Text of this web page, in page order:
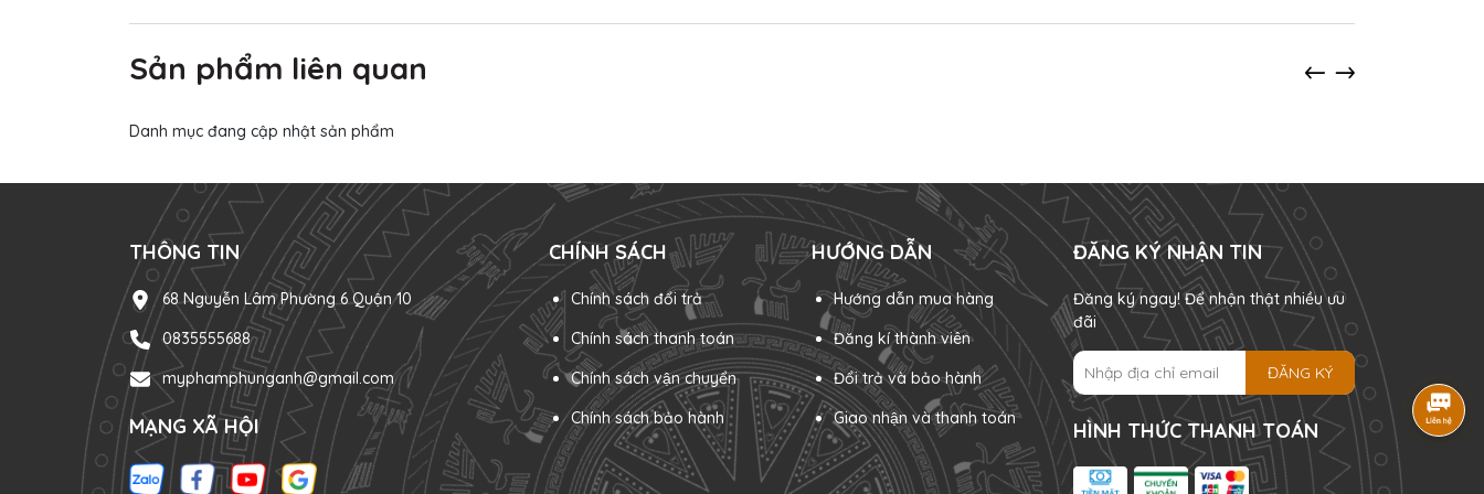
Sản phẩm liên quan
Danh mục đang cập nhật sản phẩm
THÔNG TIN
68 Nguyễn Lâm Phường 6 Quận 10
0835555688
myphamphunganh@gmail.com
MẠNG XÃ HỘI
CHÍNH SÁCH
Chính sách đổi trả
Chính sách thanh toán
Chính sách vận chuyển
Chính sách bảo hành
HƯỚNG DẪN
Hướng dẫn mua hàng
Đăng kí thành viên
Đổi trả và bảo hành
Giao nhận và thanh toán
ĐĂNG KÝ NHẬN TIN
Đăng ký ngay! Để nhận thật nhiều ưu
đãi
ĐĂNG KÝ
HÌNH THỨC THANH TOÁN